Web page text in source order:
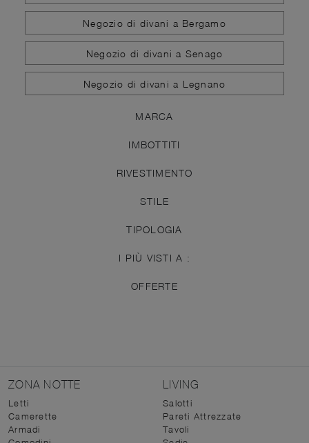
Negozio di divani a Bergamo
Negozio di divani a Senago
Negozio di divani a Legnano
MARCA
IMBOTTITI
RIVESTIMENTO
STILE
TIPOLOGIA
I PIÙ VISTI A :
OFFERTE
ZONA NOTTE
Letti
Camerette
Armadi
LIVING
Salotti
Pareti Attrezzate
Tavoli